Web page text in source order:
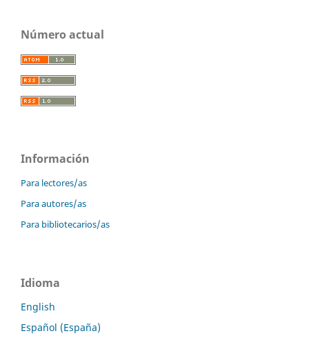
Número actual
Información
Para lectores/as
Para autores/as
Para bibliotecarios/as
Idioma
English
Español (España)